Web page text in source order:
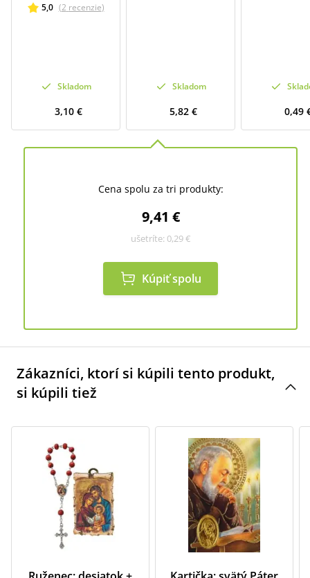
5,0 (2 recenzie)
Skladom
3,10 €
Skladom
5,82 € 0,49
Cena spolu za tri produkty:
9,41 €
ušetríte: 0,29 €
Kúpiť spolu
Zákazníci, ktorí si kúpili tento produkt,
si kúpili tiež